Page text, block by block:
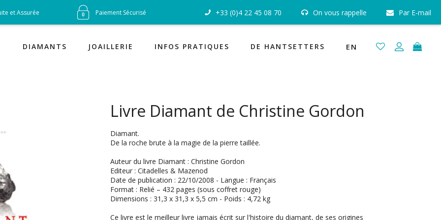
DIAMANTS JOAILLERIE INFOS PRATIQUES DE HANTSETTERS EN
Livre Diamant de Christine Gordon
Diamant.
De la roche brute à la magie de la pierre taillée.
Auteur du livre Diamant : Christine Gordon
Editeur : Citadelles & Mazenod
Date de publication : 22/10/2008 - Langue : Français
Format : Relié – 432 pages (sous coffret rouge)
Dimensions : 31,3 x 31,3 x 5,5 cm - Poids : 4,72 kg
Ce livre est le meilleur livre jamais écrit sur l'histoire du diamant, de ses origines
et Assurée Paiement Sécurisé Garantie Satisfait ou Remboursé Livraison Gratuite et Assurée
+33 (0)4 22 45 08 70 On vous rappelle Par E-mail